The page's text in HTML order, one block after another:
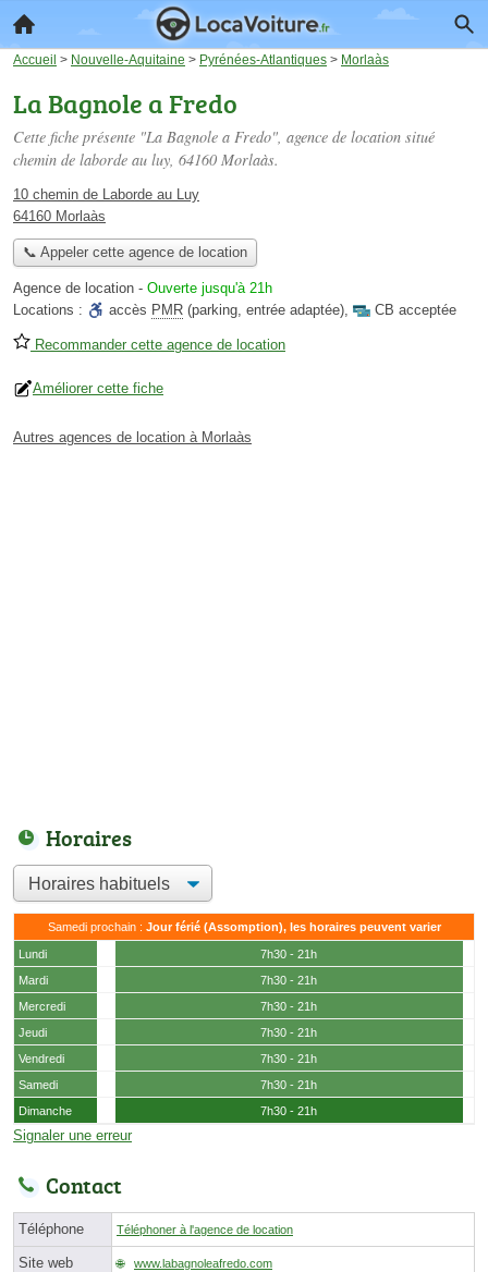
Accueil > Nouvelle-Aquitaine > Pyrénées-Atlantiques > Morlaàs
La Bagnole a Fredo
Cette fiche présente "La Bagnole a Fredo", agence de location situé
chemin de laborde au luy, 64160 Morlaàs.
10 chemin de Laborde au Luy
64160 Morlaàs
📞 Appeler cette agence de location
Agence de location - Ouverte jusqu'à 21h
Locations :
accès PMR (parking, entrée adaptée), CB acceptée
Recommander cette agence de location
Améliorer cette fiche
Autres agences de location à Morlaàs
Horaires
Samedi prochain : Jour férié (Assomption), les horaires peuvent varier
Lundi
7h30 - 21h
Mardi
7h30 - 21h
Mercredi
7h30 - 21h
Jeudi
7h30 - 21h
Vendredi
7h30 - 21h
Samedi
7h30 - 21h
Dimanche
7h30 - 21h
Signaler une erreur
Contact
Téléphone Téléphoner à l'agence de location
Site web www.labagnoleafredo.com